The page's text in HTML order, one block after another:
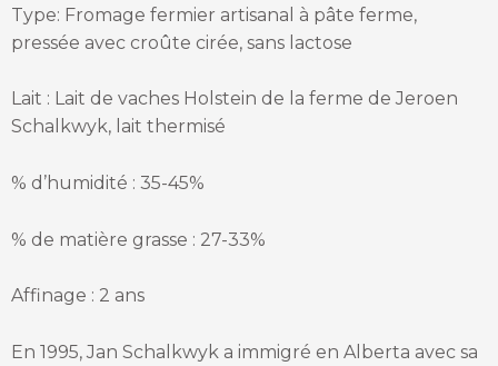
Type: Fromage fermier artisanal à pâte ferme,
pressée avec croûte cirée, sans lactose
Lait : Lait de vaches Holstein de la ferme de Jeroen
Schalkwyk, lait thermisé
% d’humidité : 35-45%
% de matière grasse : 27-33%
Affinage : 2 ans
En 1995, Jan Schalkwyk a immigré en Alberta avec sa